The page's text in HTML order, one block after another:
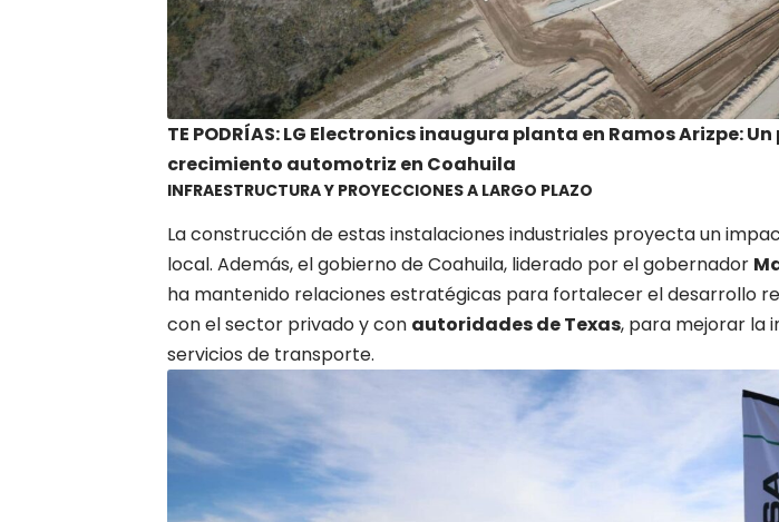
TE PODRÍAS: LG Electronics inaugura planta en Ramos Arizpe:
crecimiento automotriz en Coahuila
INFRAESTRUCTURA Y PROYECCIONES A LARGO PLAZO
La construcción de estas instalaciones industriales proyecta un
local. Además, el gobierno de Coahuila, liderado por el gobernador
ha mantenido relaciones estratégicas para fortalecer el desarrollo
con el sector privado y con autoridades de Texas, para mejorar la
servicios de transporte.